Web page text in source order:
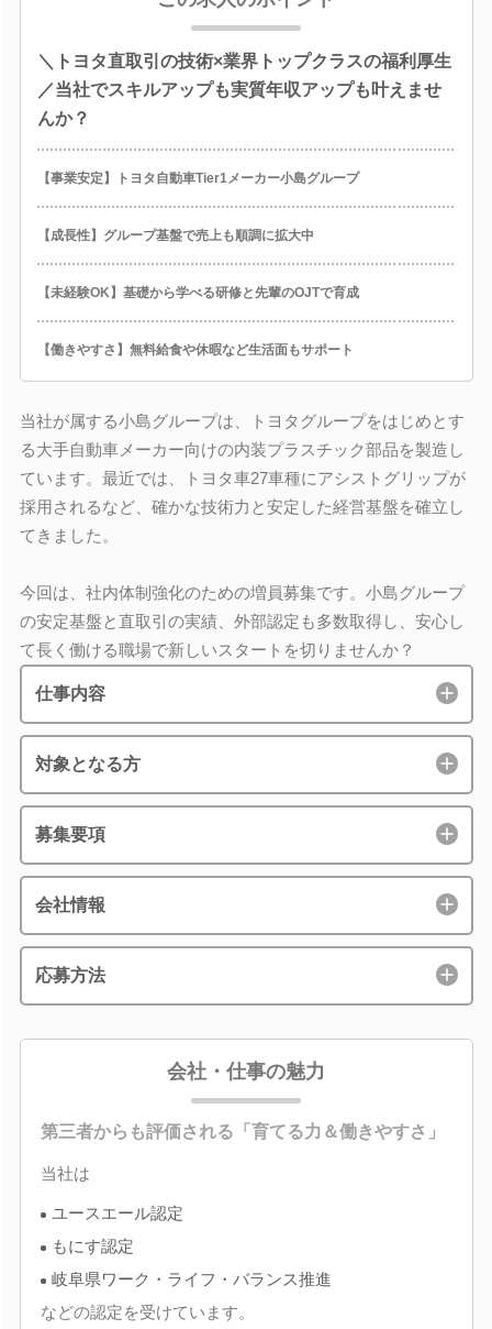
＼トヨタ直取引の技術×業界トップクラスの福利厚生
／当社でスキルアップも実質年収アップも叶えませ
んか？
【事業安定】トヨタ自動車Tier1メーカー小島グループ
【成長性】グループ基盤で売上も順調に拡大中
【未経験OK】基礎から学べる研修と先輩のOJTで育成
【働きやすさ】無料給食や休暇など生活面もサポート
当社が属する小島グループは、トヨタグループをはじめとす
る大手自動車メーカー向けの内装プラスチック部品を製造し
ています。最近では、トヨタ車27車種にアシストグリップが
採用されるなど、確かな技術力と安定した経営基盤を確立し
てきました。
今回は、社内体制強化のための増員募集です。小島グループ
の安定基盤と直取引の実績、外部認定も多数取得し、安心し
て長く働ける職場で新しいスタートを切りませんか？
仕事内容
対象となる方
募集要項
会社情報
応募方法
会社・仕事の魅力
第三者からも評価される「育てる力＆働きやすさ」
当社は
ユースエール認定
もにす認定
岐阜県ワーク・ライフ・バランス推進
などの認定を受けています。